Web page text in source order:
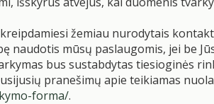
žemiau nurodytais
naudotis mūsų paslaugomis, jei be
bus sustabdytas tiesioginės
pranešimų apie teikiamas
forma/.